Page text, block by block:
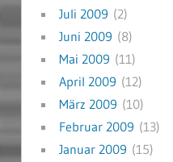
Juli 2009 (2)
Juni 2009 (8)
Mai 2009 (11)
April 2009 (12)
März 2009 (10)
Februar 2009 (13)
Januar 2009 (15)